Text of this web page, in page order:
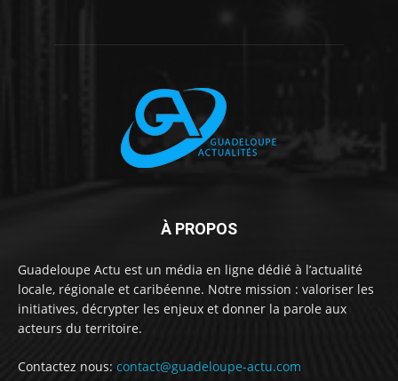
À PROPOS
Guadeloupe Actu est un média en ligne dédié à l’actualité
locale, régionale et caribéenne. Notre mission : valoriser les
initiatives, décrypter les enjeux et donner la parole aux
acteurs du territoire.
Contactez nous: contact@guadeloupe-actu.com